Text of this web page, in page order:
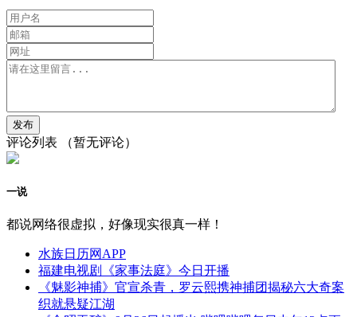
评论列表 （暂无评论）
一说
都说网络很虚拟，好像现实很真一样！
水族日历网APP
福建电视剧《家事法庭》今日开播
《魅影神捕》官宣杀青，罗云熙携神捕团揭秘六大奇案
织就悬疑江湖